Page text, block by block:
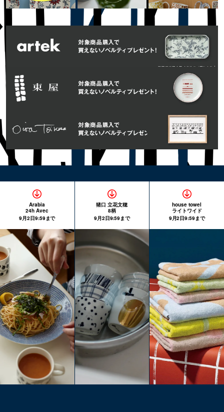
Arabia
24h Avec
9月2日9:59まで
猪口 立花文穂
8柄
9月2日9:59まで
house towel
ライトワイド
9月2日9:59まで